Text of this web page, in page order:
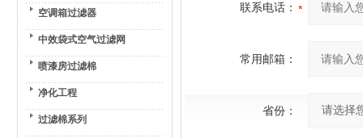
空调箱过滤器
中效袋式空气过滤网
喷漆房过滤棉
净化工程
过滤棉系列
联系电话：
常用邮箱：
省份：